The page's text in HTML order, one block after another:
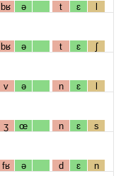
bʁ ə t ɛ l
bʁ ə t ɛ ʃ
v ə n ɛ l
ʒ œ n ɛ s
fʁ ə d ɛ n